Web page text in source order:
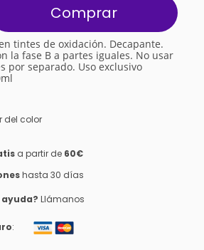
Comprar
tintes de oxidación. Decapante.
la fase B a partes iguales. No usar
por separado. Uso exclusivo
del color
a partir de 60€
hasta 30 días
Llámanos
: